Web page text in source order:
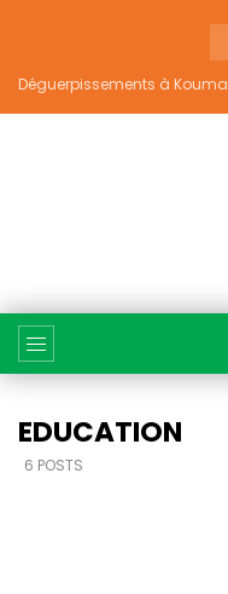
EDUCATION
6 POSTS